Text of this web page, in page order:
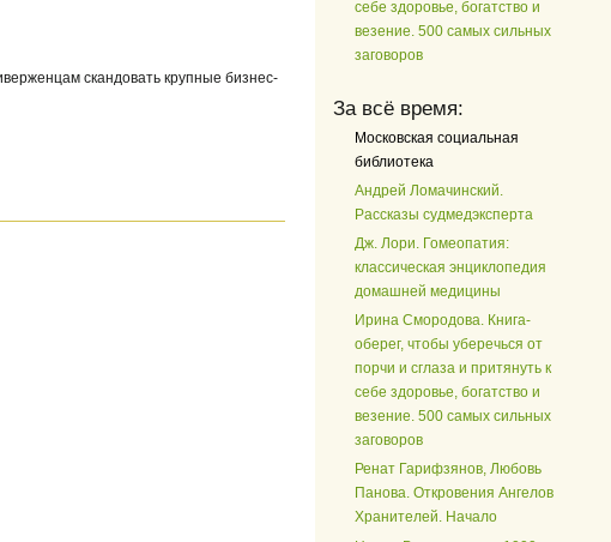
скандовать крупные бизнес-
себе здоровье, богатство и
везение. 500 самых сильных
заговоров
За всё время:
Московская социальная
библиотека
Андрей Ломачинский.
Рассказы судмедэксперта
Дж. Лори. Гомеопатия:
классическая энциклопедия
домашней медицины
Ирина Смородова. Книга-
оберег, чтобы уберечься от
порчи и сглаза и притянуть к
себе здоровье, богатство и
везение. 500 самых сильных
заговоров
Ренат Гарифзянов, Любовь
Панова. Откровения Ангелов
Хранителей. Начало